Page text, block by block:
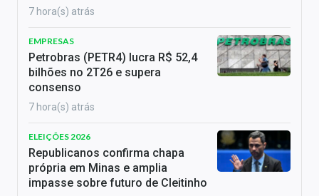
7 hora(s) atrás
EMPRESAS
Petrobras (PETR4) lucra R$ 52,4
bilhões no 2T26 e supera
consenso
7 hora(s) atrás
ELEIÇÕES 2026
Republicanos confirma chapa
própria em Minas e amplia
impasse sobre futuro de Cleitinho